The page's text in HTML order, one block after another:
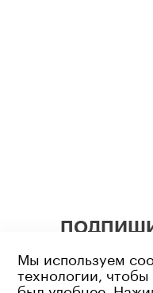
Мы используем
технологии,